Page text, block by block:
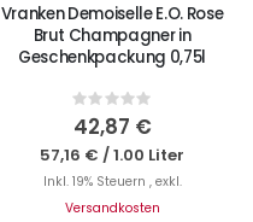
Vranken Demoiselle E.O. Rose
Brut Champagner in
Geschenkpackung 0,75l
Rating:
0%
42,87 €
57,16 € /1.00 Liter
Inkl. 19% Steuern , exkl.
Versandkosten